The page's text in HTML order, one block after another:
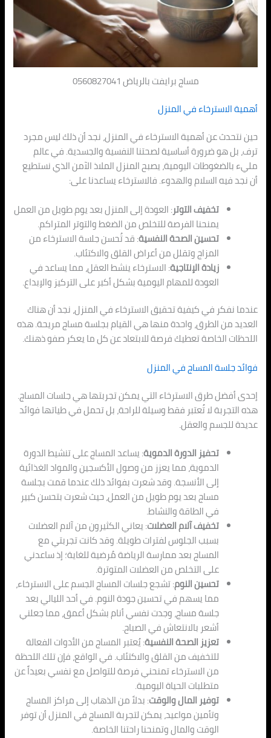
مساج برايفت بالرياض 0560827041
أهمية الاسترخاء في المنزل
حين نتحدث عن أهمية الاسترخاء في المنزل، نجد أن ذلك ليس مجرد
ترف، بل هو ضرورة أساسية لصحتنا النفسية والجسدية. في عالم
مليء بالضغوطات اليومية، يصبح المنزل الملاذ الآمن الذي نستطيع
أن نجد فيه السلام والهدوء. فالاسترخاء يساعدنا على:
تخفيف التوتر: العودة إلى المنزل بعد يوم طويل من العمل
يمنحنا الفرصة للتخلص من الضغط والتوتر المتراكم.
تحسين الصحة النفسية: قد تُحسن جلسة الاسترخاء من
المزاج وتقلل من أعراض القلق والاكتئاب.
زيادة الإنتاجية: الاسترخاء ينشط العقل، مما يساعد في
العودة للمهام اليومية بشكل أكبر على التركيز والإبداع.
عندما نفكر في كيفية تحقيق الاسترخاء في المنزل، نجد أن هناك
العديد من الطرق، واحدة منها هي القيام بجلسة مساج مريحة. هذه
اللحظات الخاصة تعطيك فرصة للابتعاد عن كل ما يعكر صفو ذهنك.
فوائد جلسة المساج في المنزل
إحدى أفضل طرق الاسترخاء التي يمكن تجربتها هي جلسات المساج.
هذه التجربة لا تُعتبر فقط وسيلة للراحة، بل تحمل في طياتها فوائد
عديدة للجسم والعقل.
تحفيز الدورة الدموية: يساعد المساج على تنشيط الدورة
الدموية، مما يعزز من وصول الأكسجين والمواد الغذائية
إلى الأنسجة. وقد شعرت بفوائد ذلك عندما قمت بجلسة
مساج بعد يوم طويل من العمل، حيث شعرت بتحسن كبير
في الطاقة والنشاط.
تخفيف آلام العضلات: يعاني الكثيرون من آلام العضلات
بسبب الجلوس لفترات طويلة. وقد كانت تجربتي مع
المساج بعد ممارسة الرياضة مُرضية للغاية؛ إذ ساعدني
على التخلص من العضلات المتوترة.
تحسين النوم: تشجع جلسات المساج الجسم على الاسترخاء،
مما يسهم في تحسين جودة النوم. في أحد الليالي بعد
جلسة مساج، وجدت نفسي أنام بشكل أعمق، مما جعلني
أشعر بالانتعاش في الصباح.
تعزيز الصحة النفسية: يُعتبر المساج من الأدوات الفعالة
للتخفيف من القلق والاكتئاب. في الواقع، فإن تلك اللحظة
من الاسترخاء تمنحني فرصة للتواصل مع نفسي بعيداً عن
متطلبات الحياة اليومية.
توفير المال والوقت: بدلاً من الذهاب إلى مراكز المساج
وتأمين مواعيد، يمكن لتجربة المساج في المنزل أن توفر
الوقت والمال وتمنحنا راحتنا الخاصة.